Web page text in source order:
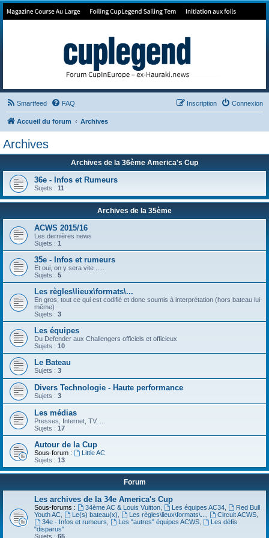
Forum de Cup In Europe
Smartfeed FAQ Connexion
Inscription
Accueil du forum Archives
Archives
Archives de la 36ème America's Cup
36e - Infos et Rumeurs
Sujets : 11
Archives de la 35ème
ACWS 2015/16
Les dernières news
Sujets : 1
35e - Infos et rumeurs
Et oui, on y sera vite .....
Sujets : 5
Les règles\lieux\formats\...
En gros, tout ce qui est codifié et donc soumis à interprétation (hors bateau lui-
même)
Sujets : 3
Les équipes
Du Defender aux Challengers officiels et officieux
Sujets : 10
Le Bateau
Sujets : 3
Divers Technologie - Haute performance
Sujets : 3
Les médias
Presses, Internet, TV, ...
Sujets : 17
Autour de la Cup
Sous-forum :
Little AC
Sujets : 13
Forum
Les archives de la 34e America's Cup
Sous-forums : 34ème AC & Louis Vuitton, Les équipes AC34,
Red Bull
Youth AC, Le(s) bateau(x), Les règles\lieux\formats\..., Circuit ACWS,
34e - Infos et rumeurs, Les "autres" équipes ACWS,
Les défis
"disparus"
Sujets : 65